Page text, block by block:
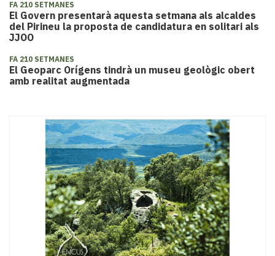
FA 210 SETMANES
​El Govern presentarà aquesta setmana als alcaldes
del Pirineu la proposta de candidatura en solitari als
JJOO
FA 210 SETMANES
El Geoparc Orígens tindrà un museu geològic obert
amb realitat augmentada